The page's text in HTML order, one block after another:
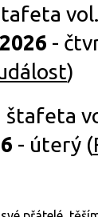
-
)
štafeta
- úterý (